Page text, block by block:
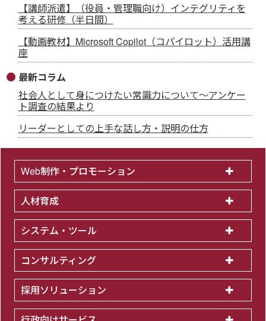
【講師派遣】（役員・管理職向け）インテグリティを
考える研修（半日間）
【動画教材】Microsoft Copilot（コパイロット）活用講
座
最新コラム
社会人として身につけたい常識力について～アンケー
ト調査の結果より
リーダーとしての上手な話し方・説明の仕方
Web制作・プロモーション
人材育成
システム・ツール
コンサルティング
採用ソリューション